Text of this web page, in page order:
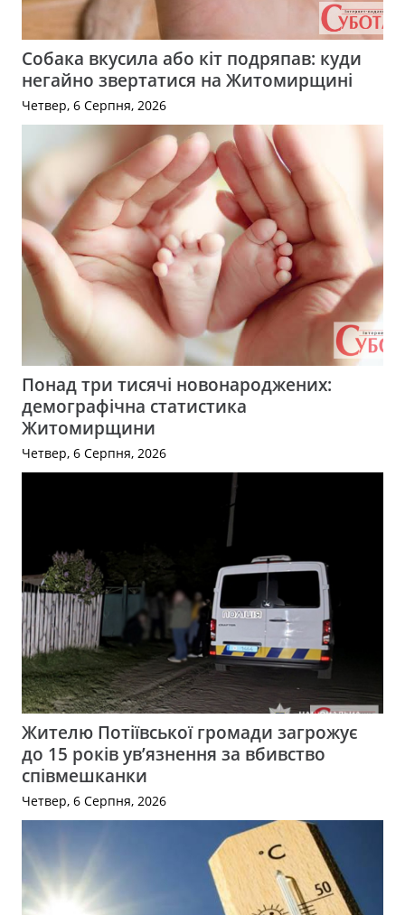
Собака вкусила або кіт подряпав: куди
негайно звертатися на Житомирщині
Четвер, 6 Серпня, 2026
Понад три тисячі новонароджених:
демографічна статистика
Житомирщини
Четвер, 6 Серпня, 2026
Жителю Потіївської громади загрожує
до 15 років ув’язнення за вбивство
співмешканки
Четвер, 6 Серпня, 2026